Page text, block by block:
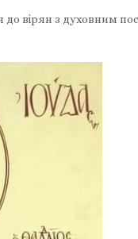
вірян з духовним